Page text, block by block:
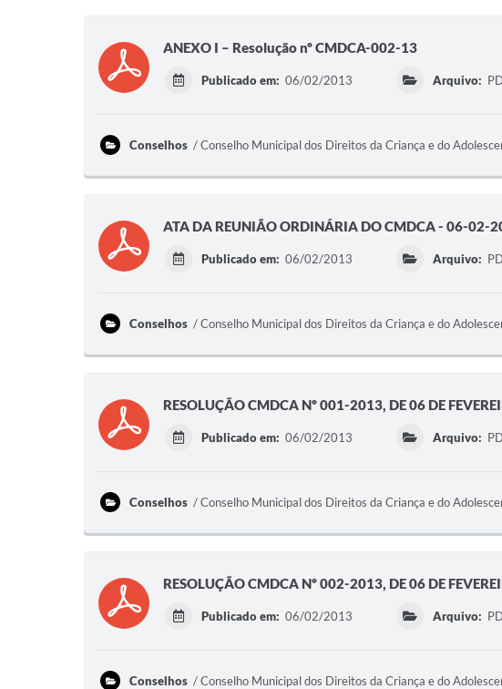
ANEXO I – Resolução nº CMDCA-002-13
Publicado em: 06/02/2013 Arquivo:
Conselhos Conselho Municipal dos Direitos da Criança e do
ATA DA REUNIÃO ORDINÁRIA DO CMDCA - 06-02-
Publicado em: 06/02/2013 Arquivo:
Conselhos Conselho Municipal dos Direitos da Criança e do
RESOLUÇÃO CMDCA Nº 001-2013, DE 06 DE
Publicado em: 06/02/2013 Arquivo:
Conselhos Conselho Municipal dos Direitos da Criança e do
RESOLUÇÃO CMDCA Nº 002-2013, DE 06 DE
Publicado em: 06/02/2013 Arquivo:
Conselhos Conselho Municipal dos Direitos da Criança e do